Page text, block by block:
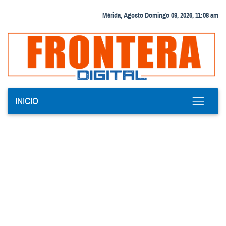
Mérida, Agosto Domingo 09, 2026, 11:08 am
INICIO